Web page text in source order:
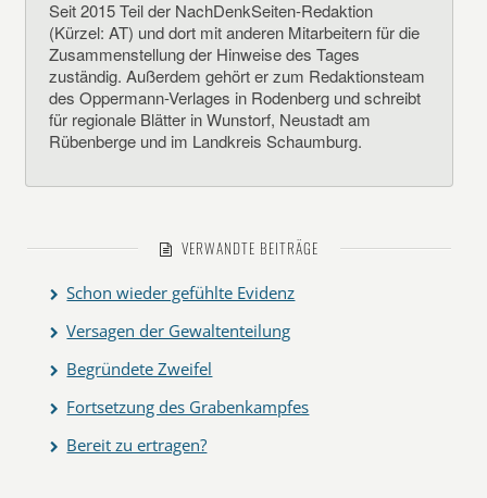
Seit 2015 Teil der NachDenkSeiten-Redaktion
(Kürzel: AT) und dort mit anderen Mitarbeitern für die
Zusammenstellung der Hinweise des Tages
zuständig. Außerdem gehört er zum Redaktionsteam
des Oppermann-Verlages in Rodenberg und schreibt
für regionale Blätter in Wunstorf, Neustadt am
Rübenberge und im Landkreis Schaumburg.
VERWANDTE BEITRÄGE
Schon wieder gefühlte Evidenz
Versagen der Gewaltenteilung
Begründete Zweifel
Fortsetzung des Grabenkampfes
Bereit zu ertragen?